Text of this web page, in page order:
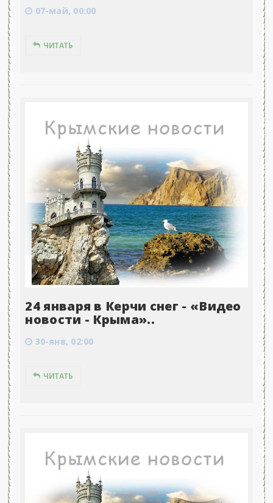
07-май, 00:00
ЧИТАТЬ
24 января в Керчи снег - «Видео
новости - Крыма»..
30-янв, 02:00
ЧИТАТЬ